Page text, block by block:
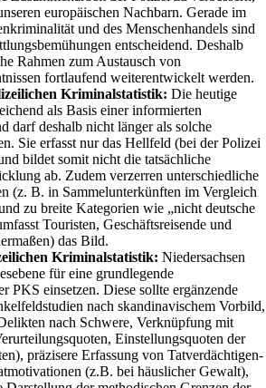
europäischen Nachbarn. Gerade im
und des Menschenhandels sind
entscheidend. Deshalb
Rahmen zum Austausch von
fortlaufend weiterentwickelt werden.
Kriminalstatistik: Die heutige
als Basis einer informierten
darf deshalb nicht länger als solche
Sie erfasst nur das Hellfeld (bei der Polizei
bildet somit nicht die tatsächliche
ab. Zudem verzerren unterschiedliche
(z. B. in Sammelunterkünften im Vergleich
zu breite Kategorien wie „nicht deutsche
Touristen, Geschäftsreisende und
das Bild.
Kriminalstatistik: Niedersachsen
für eine grundlegende
PKS einsetzen. Diese sollte ergänzende
nach skandinavischem Vorbild,
nach Schwere, Verknüpfung mit
Einstellungsquoten der
präzisere Erfassung von Tatverdächtigen-
(z.B. bei häuslicher Gewalt),